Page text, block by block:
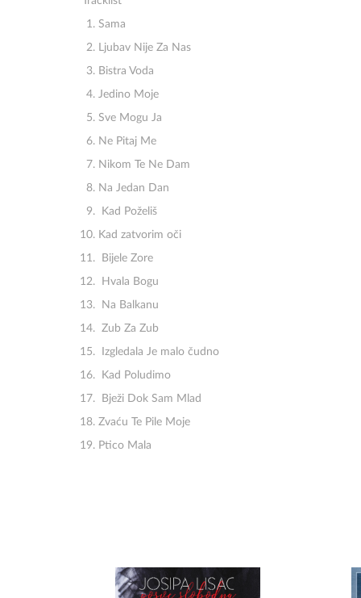
Sama
Ljubav Nije Za Nas
Bistra Voda
Jedino Moje
Sve Mogu Ja
Ne Pitaj Me
Nikom Te Ne Dam
Na Jedan Dan
Kad Poželiš
Kad zatvorim oči
Bijele Zore
Hvala Bogu
Na Balkanu
Zub Za Zub
Izgledala Je malo čudno
Kad Poludimo
Bježi Dok Sam Mlad
Zvaću Te Pile Moje
Ptico Mala